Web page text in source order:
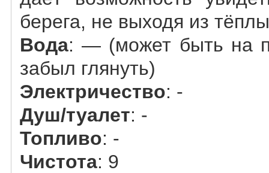
берега, не выходя из
Вода: — (может быть на
забыл глянуть)
Электричество: -
Душ/туалет: -
Топливо: -
Чистота: 9